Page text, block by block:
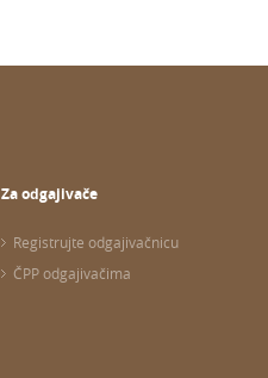
Za odgajivače
Registrujte odgajivačnicu
ČPP odgajivačima